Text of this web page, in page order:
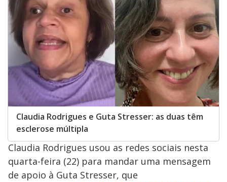
Claudia Rodrigues e Guta Stresser: as duas têm
esclerose múltipla
Claudia Rodrigues usou as redes sociais nesta
quarta-feira (22) para mandar uma mensagem
de apoio à Guta Stresser, que